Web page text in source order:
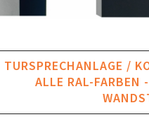
TURSPRECHANLAGE /
ALLE RAL-